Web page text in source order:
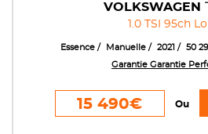
VOLKSWAGEN
1.0 TSI 95ch
Essence Manuelle 2021 50
Garantie Garantie
15 490€ Ou